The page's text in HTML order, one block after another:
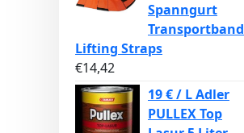
Spanngurt
Transportband
Lifting Straps
€14,42
19 € / L Adler
PULLEX Top